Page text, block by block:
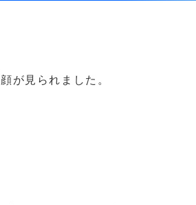
が見られました。